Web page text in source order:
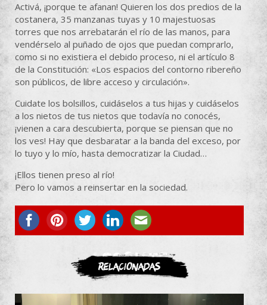
Activá, ¡porque te afanan! Quieren los dos predios de la
costanera, 35 manzanas tuyas y 10 majestuosas
torres que nos arrebatarán el río de las manos, para
vendérselo al puñado de ojos que puedan comprarlo,
como si no existiera el debido proceso, ni el artículo 8
de la Constitución: «Los espacios del contorno ribereño
son públicos, de libre acceso y circulación».
Cuidate los bolsillos, cuidáselos a tus hijas y cuidáselos
a los nietos de tus nietos que todavía no conocés,
¡vienen a cara descubierta, porque se piensan que no
los ves! Hay que desbaratar a la banda del exceso, por
lo tuyo y lo mío, hasta democratizar la Ciudad…
¡Ellos tienen preso al río!
Pero lo vamos a reinsertar en la sociedad.
ASOCIATE
Relacionadas